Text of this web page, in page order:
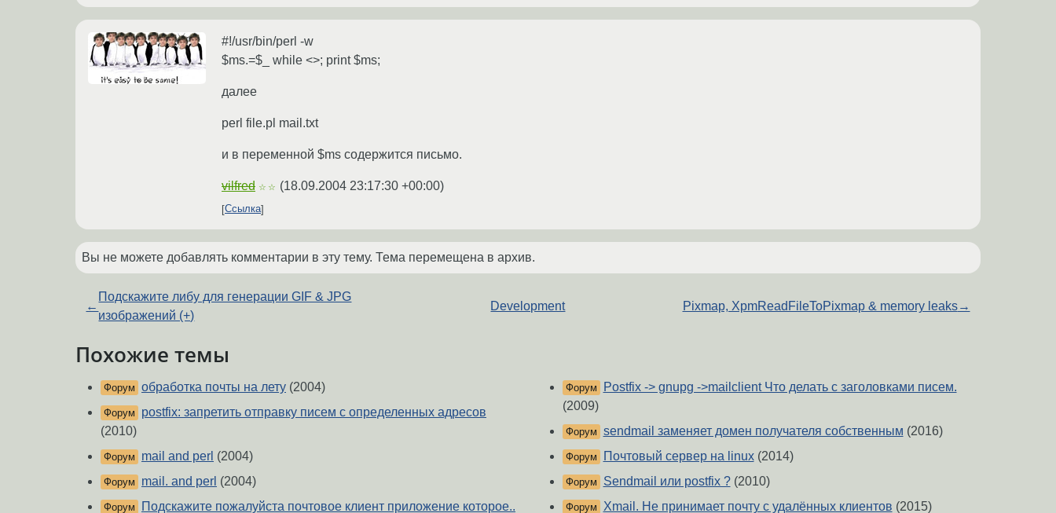
#!/usr/bin/perl -w
$ms.=$_ while <>; print $ms;
далее
perl file.pl mail.txt
и в переменной $ms содержится письмо.
vilfred ☆☆ (18.09.2004 23:17:30 +00:00)
Ссылка
Вы не можете добавлять комментарии в эту тему. Тема перемещена в архив.
←
Подскажите либу для генерации GIF & JPG
изображений (+)
Development Pixmap, XpmReadFileToPixmap & memory leaks→
Похожие темы
Форум обработка почты на лету (2004)
Форум
postfix: запретить отправку писем с определенных адресов
(2010)
Форум mail and perl (2004)
Форум mail. and perl (2004)
Форум Подскажите пожалуйста почтовое клиент приложение которое..
Форум
Postfix -> gnupg ->mailclient Что делать с заголовками писем.
(2009)
Форум sendmail заменяет домен получателя собственным (2016)
Форум Почтовый сервер на linux(2014)
Форум Sendmail или postfix ?(2010)
Форум Xmail. Не принимает почту с удалённых клиентов (2015)